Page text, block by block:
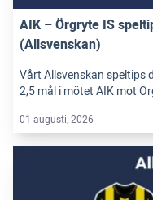
AIK – Örgryte IS
(Allsvenskan)
Vårt Allsvenskan speltips
2,5 mål i mötet AIK mot
01 augusti, 2026